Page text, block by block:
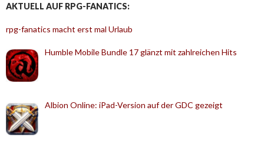
AKTUELL AUF RPG-FANATICS:
rpg-fanatics macht erst mal Urlaub
Humble Mobile Bundle 17 glänzt mit zahlreichen Hits
Albion Online: iPad-Version auf der GDC gezeigt